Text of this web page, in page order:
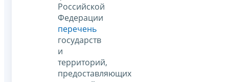
Российской
Федерации
перечень
государств
и
территорий,
предоставляющих